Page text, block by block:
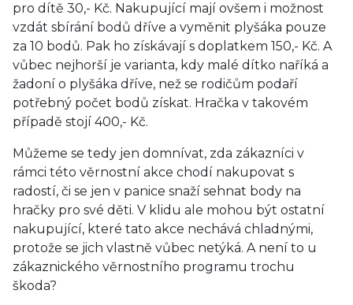
pro dítě 30,- Kč. Nakupující mají ovšem i možnost
vzdát sbírání bodů dříve a vyměnit plyšáka pouze
za 10 bodů. Pak ho získávají s doplatkem 150,- Kč. A
vůbec nejhorší je varianta, kdy malé dítko naříká a
žadoní o plyšáka dříve, než se rodičům podaří
potřebný počet bodů získat. Hračka v takovém
případě stojí 400,- Kč.
Můžeme se tedy jen domnívat, zda zákazníci v
rámci této věrnostní akce chodí nakupovat s
radostí, či se jen v panice snaží sehnat body na
hračky pro své děti. V klidu ale mohou být ostatní
nakupující, které tato akce nechává chladnými,
protože se jich vlastně vůbec netýká. A není to u
zákaznického věrnostního programu trochu
škoda?